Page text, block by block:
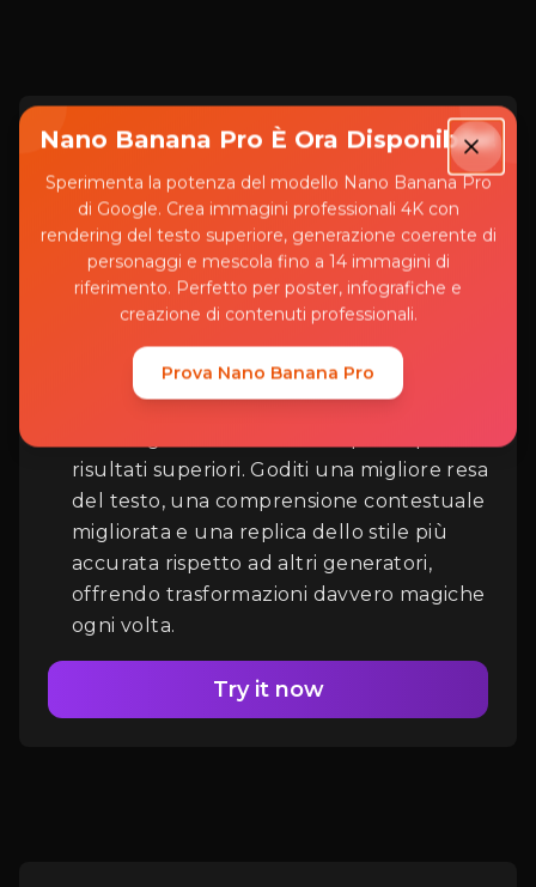
Alimentato dalla
tecnologia avanzata
GPT-4o
Parte della suite di strumenti di
immagine AI di ImageGPT.io, il nostro
generatore Ghibli sfrutta la tecnologia
risultati superiori. Goditi una migliore resa
del testo, una comprensione contestuale
migliorata e una replica dello stile più
accurata rispetto ad altri generatori,
offrendo trasformazioni davvero magiche
ogni volta.
Try it now
Accesso
Nano Banana Pro È Ora Disponibile!
Sperimenta la potenza del modello Nano Banana Pro
di Google. Crea immagini professionali 4K con
rendering del testo superiore, generazione coerente di
personaggi e mescola fino a 14 immagini di
riferimento. Perfetto per poster, infografiche e
creazione di contenuti professionali.
Prova Nano Banana Pro